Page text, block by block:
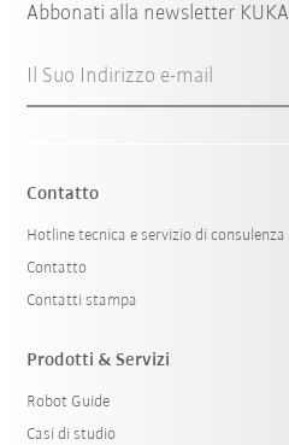
Abbonati alla newsletter KUKA
Il Suo Indirizzo e-mail
Contatto
Hotline tecnica e servizio di consulenza
Contatto
Contatti stampa
Prodotti & Servizi
Robot Guide
Casi di studio